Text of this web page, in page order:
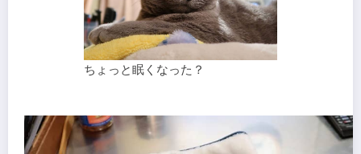
ちょっと眠くなった？